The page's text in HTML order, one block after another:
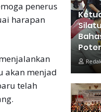
penerus
harapan
akan menjad
telah